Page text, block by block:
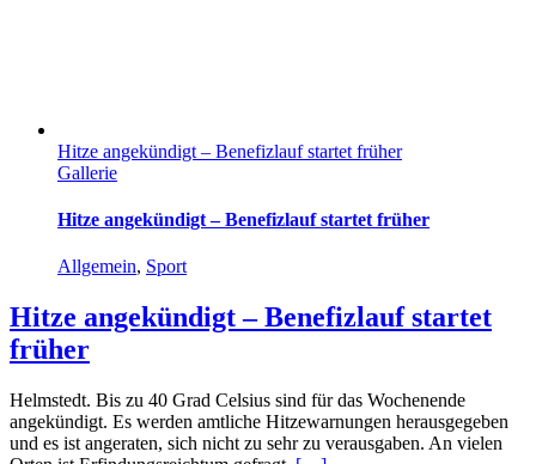
Hitze angekündigt – Benefizlauf startet früher
Gallerie
Hitze angekündigt – Benefizlauf startet früher
Allgemein, Sport
Hitze angekündigt – Benefizlauf startet
früher
Helmstedt. Bis zu 40 Grad Celsius sind für das Wochenende
angekündigt. Es werden amtliche Hitzewarnungen herausgegeben
und es ist angeraten, sich nicht zu sehr zu verausgaben. An vielen